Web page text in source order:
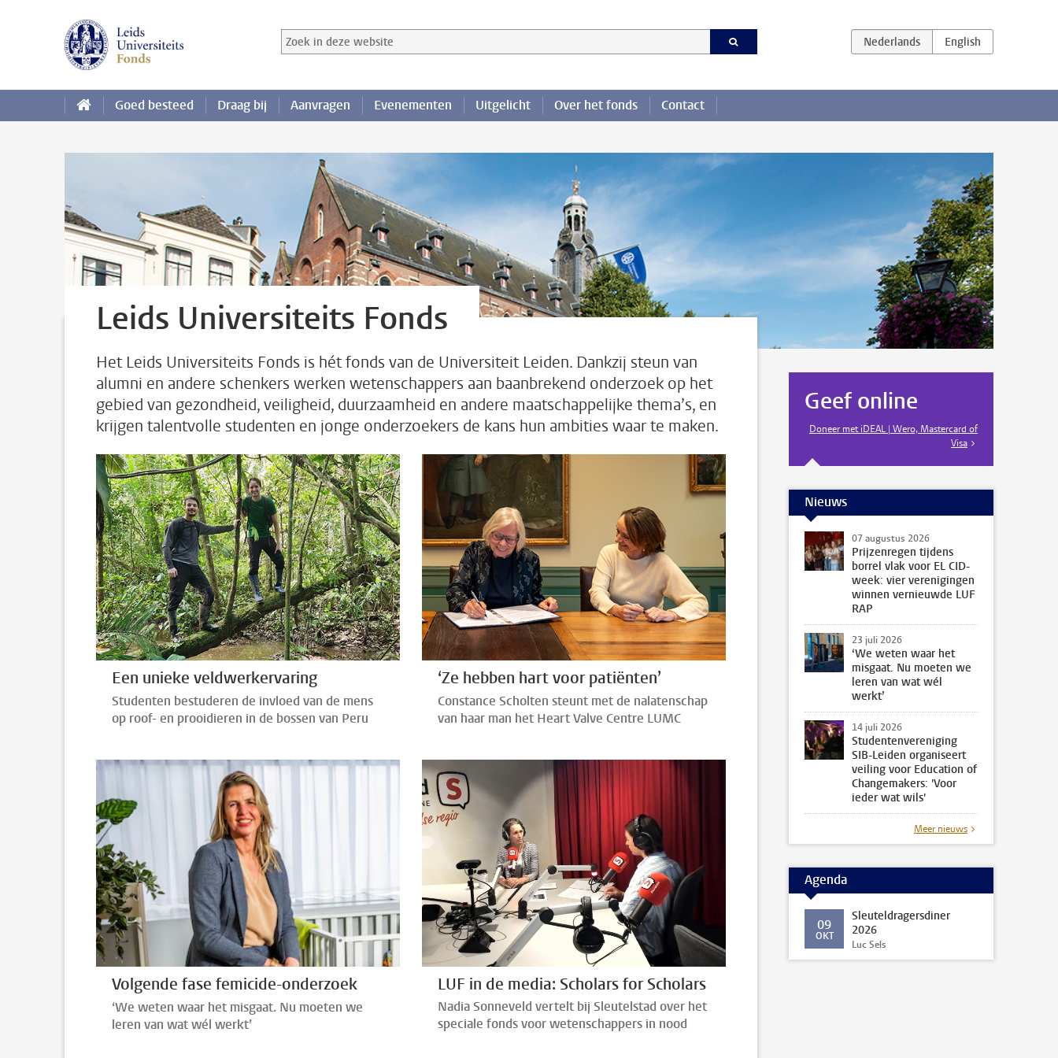
Zoek in deze website
Zoekterm
Goed besteed Draag bij Aanvragen Evenementen Uitgelicht Over het fonds Contact
Leids Universiteits Fonds
Het Leids Universiteits Fonds is hét fonds van de Universiteit Leiden. Dankzij steun van
alumni en andere schenkers werken wetenschappers aan baanbrekend onderzoek op het
gebied van gezondheid, veiligheid, duurzaamheid en andere maatschappelijke thema’s, en
krijgen talentvolle studenten en jonge onderzoekers de kans hun ambities waar te maken.
Een unieke veldwerkervaring
Studenten bestuderen de invloed van de mens
op roof- en prooidieren in de bossen van Peru
‘Ze hebben hart voor patiënten’
Constance Scholten steunt met de nalatenschap
van haar man het Heart Valve Centre LUMC
Volgende fase femicide-onderzoek
‘We weten waar het misgaat. Nu moeten we
leren van wat wél werkt’
LUF in de media: Scholars for Scholars
Nadia Sonneveld vertelt bij Sleutelstad over het
speciale fonds voor wetenschappers in nood
Geef online
Doneer met iDEAL | Wero, Mastercard of
Visa
Nieuws
07 augustus 2026
Prijzenregen tijdens
borrel vlak voor EL CID-
week: vier verenigingen
winnen vernieuwde LUF
RAP
23 juli 2026
‘We weten waar het
misgaat. Nu moeten we
leren van wat wél
werkt’
14 juli 2026
Studentenvereniging
SIB-Leiden organiseert
veiling voor Education of
Changemakers: 'Voor
ieder wat wils'
Meer nieuws
Agenda
09
OKT
Sleuteldragersdiner
2026
Luc Sels